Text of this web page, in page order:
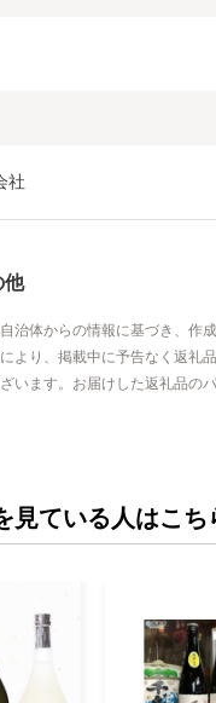
社
他
治体からの情報に基づき、作成
より、掲載中に予告なく返礼
います。お届けした返礼品の
見ている人はこち